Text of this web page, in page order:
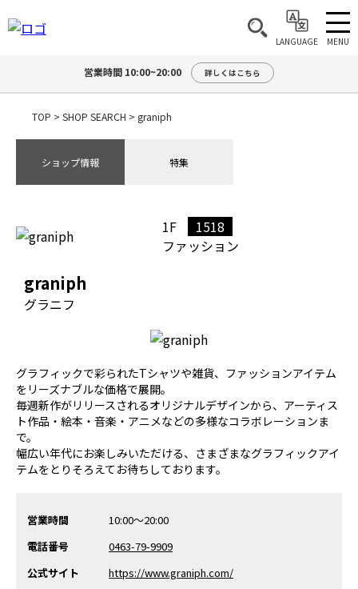
LANGUAGE MENU
営業時間 10:00~20:00 詳しくはこちら
TOP > SHOP SEARCH > graniph
ショップ情報 特集
1F
1518
ファッション
graniph
グラニフ
グラフィックで彩られたTシャツや雑貨、ファッションアイテム
をリーズナブルな価格で展開。
毎週新作がリリースされるオリジナルデザインから、アーティス
ト作品・絵本・音楽・アニメなどの多様なコラボレーションま
で。
幅広い年代にお楽しみいただける、さまざまなグラフィックアイ
テムをとりそろえてお待ちしております。
営業時間
10:00～20:00
電話番号
0463-79-9909
公式サイト
https://www.graniph.com/